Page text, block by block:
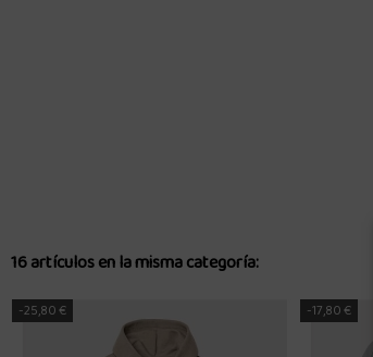
16 artículos en la misma categoría:
-25,80 € -17,80 €